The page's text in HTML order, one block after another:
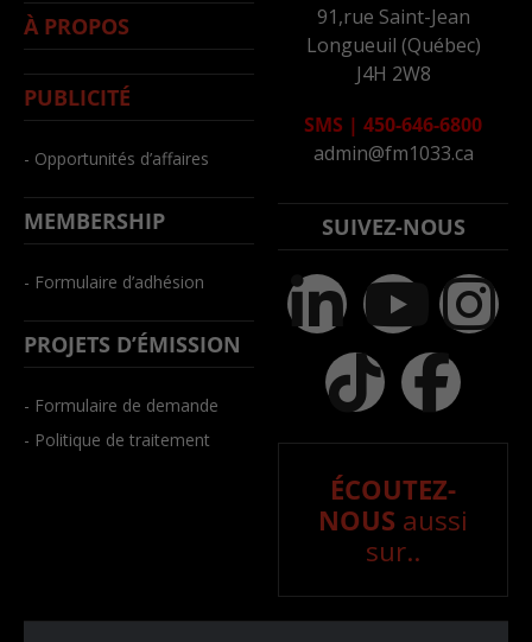
À PROPOS
PUBLICITÉ
- Opportunités d’affaires
MEMBERSHIP
- Formulaire d’adhésion
PROJETS D’ÉMISSION
- Formulaire de demande
- Politique de traitement
91,rue Saint-Jean
Longueuil (Québec)
J4H 2W8
SMS | 450-646-6800
admin@fm1033.ca
SUIVEZ-NOUS
ÉCOUTEZ-
NOUS aussi
sur..